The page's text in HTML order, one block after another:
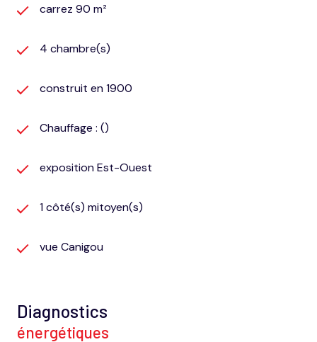
carrez 90 m²
4 chambre(s)
construit en 1900
Chauffage : ()
exposition Est-Ouest
1 côté(s) mitoyen(s)
vue Canigou
Diagnostics
énergétiques